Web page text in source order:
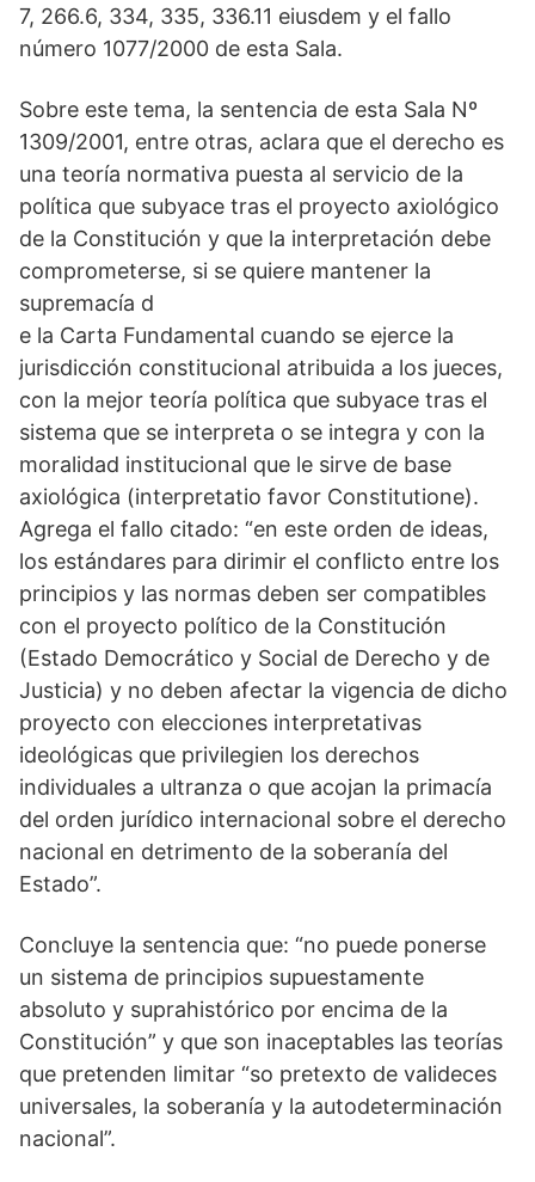
7, 266.6, 334, 335, 336.11 eiusdem y el fallo
número 1077/2000 de esta Sala.
Sobre este tema, la sentencia de esta Sala Nº
1309/2001, entre otras, aclara que el derecho es
una teoría normativa puesta al servicio de la
política que subyace tras el proyecto axiológico
de la Constitución y que la interpretación debe
comprometerse, si se quiere mantener la
supremacía d
e la Carta Fundamental cuando se ejerce la
jurisdicción constitucional atribuida a los jueces,
con la mejor teoría política que subyace tras el
sistema que se interpreta o se integra y con la
moralidad institucional que le sirve de base
axiológica (interpretatio favor Constitutione).
Agrega el fallo citado: “en este orden de ideas,
los estándares para dirimir el conflicto entre los
principios y las normas deben ser compatibles
con el proyecto político de la Constitución
(Estado Democrático y Social de Derecho y de
Justicia) y no deben afectar la vigencia de dicho
proyecto con elecciones interpretativas
ideológicas que privilegien los derechos
individuales a ultranza o que acojan la primacía
del orden jurídico internacional sobre el derecho
nacional en detrimento de la soberanía del
Estado”.
Concluye la sentencia que: “no puede ponerse
un sistema de principios supuestamente
absoluto y suprahistórico por encima de la
Constitución” y que son inaceptables las teorías
que pretenden limitar “so pretexto de valideces
universales, la soberanía y la autodeterminación
nacional”.